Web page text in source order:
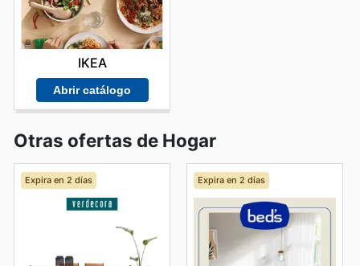
IKEA
Abrir catálogo
Otras ofertas de Hogar
Expira en 2 días Expira en 2 días